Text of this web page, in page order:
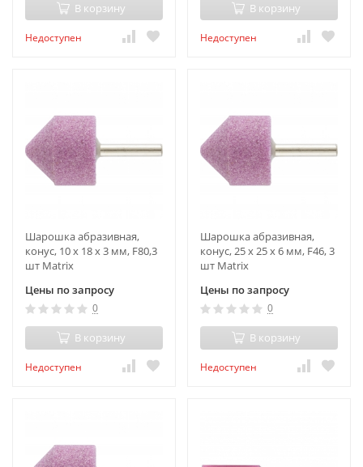
В корзину
Недоступен
В корзину
Недоступен
Шарошка абразивная,
конус, 10 x 18 x 3 мм, F80,3
шт Matrix
Цены по запросу
0
В корзину
Недоступен
Шарошка абразивная,
конус, 25 x 25 x 6 мм, F46, 3
шт Matrix
Цены по запросу
0
В корзину
Недоступен